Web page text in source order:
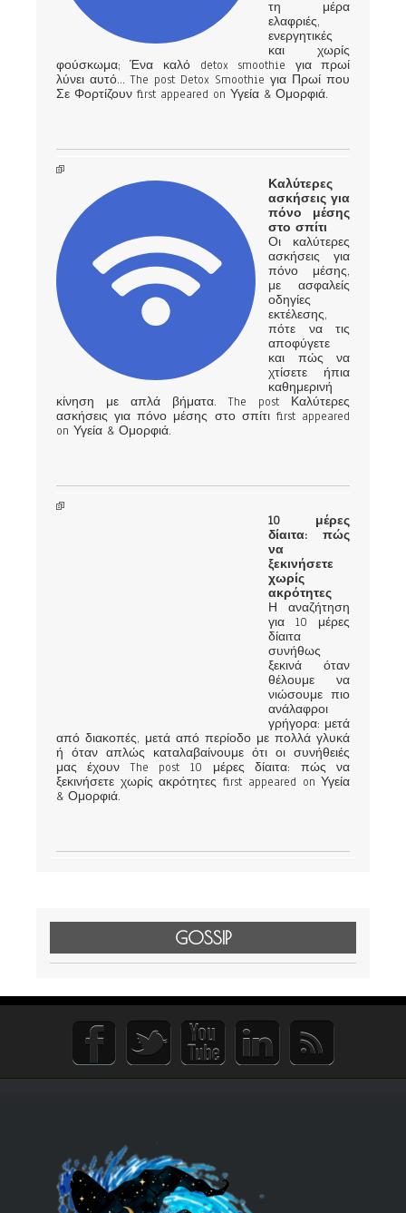
τη μέρα
ελαφριές,
ενεργητικές
και χωρίς
φούσκωμα; Ένα καλό detox smoothie για πρωί
λύνει αυτό… The post Detox Smoothie για Πρωί που
Σε Φορτίζουν first appeared on Υγεία & Ομορφιά.
Καλύτερες
ασκήσεις για
πόνο μέσης
στο σπίτι
Οι καλύτερες
ασκήσεις για
πόνο μέσης,
με ασφαλείς
οδηγίες
εκτέλεσης,
πότε να τις
αποφύγετε
και πώς να
χτίσετε ήπια
καθημερινή
κίνηση με απλά βήματα. The post Καλύτερες
ασκήσεις για πόνο μέσης στο σπίτι first appeared
on Υγεία & Ομορφιά.
10 μέρες
δίαιτα: πώς
να
ξεκινήσετε
χωρίς
ακρότητες
Η αναζήτηση
για 10 μέρες
δίαιτα
συνήθως
ξεκινά όταν
θέλουμε να
νιώσουμε πιο
ανάλαφροι
γρήγορα: μετά
από διακοπές, μετά από περίοδο με πολλά γλυκά
ή όταν απλώς καταλαβαίνουμε ότι οι συνήθειές
μας έχουν The post 10 μέρες δίαιτα: πώς να
ξεκινήσετε χωρίς ακρότητες first appeared on Υγεία
& Ομορφιά.
GOSSIP